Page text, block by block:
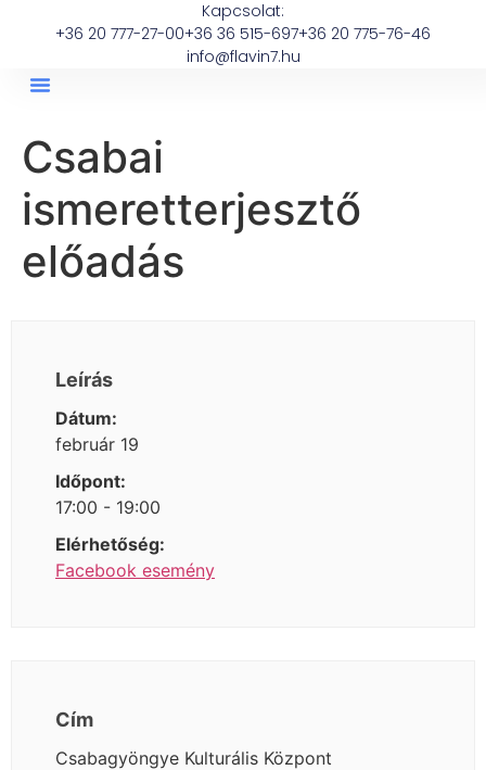
Kapcsolat:
+36 20 777-27-00+36 36 515-697+36 20 775-76-46
info@flavin7.hu
Csabai
ismeretterjesztő
előadás
Leírás
Dátum:
február 19
Időpont:
17:00 - 19:00
Elérhetőség:
Facebook esemény
Cím
Csabagyöngye Kulturális Központ